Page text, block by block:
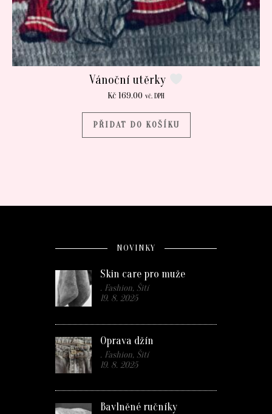
Vánoční utěrky
Kč 169.00 vč. DPH
PŘIDAT DO KOŠÍKU
NOVINKY
Skin care pro muže
. Fashion, Šití
19. 8. 2025
Oprava džín
. Fashion, Šití
19. 8. 2025
Bavlněné ručníky